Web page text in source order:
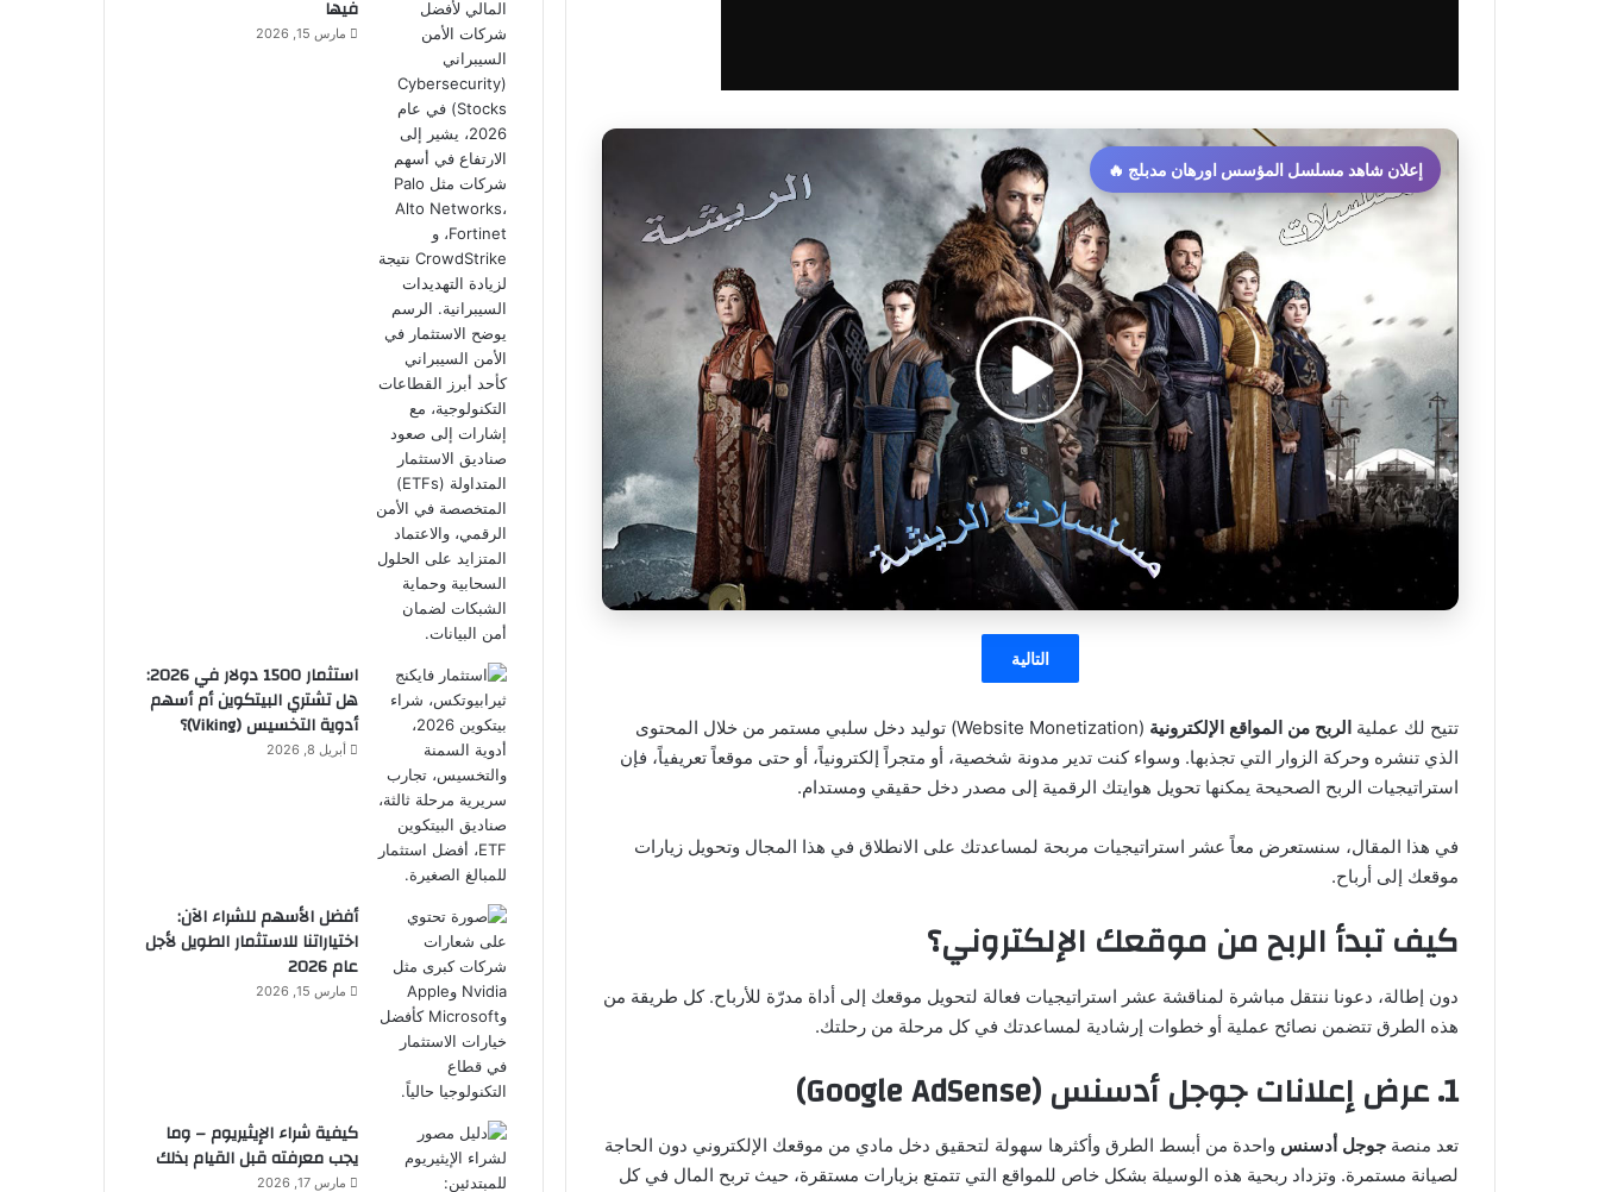
إعلان شاهد مسلسل المؤسس اورهان مدبلج 🔥
التالية
تتيح لك عملية الربح من المواقع الإلكترونية
(Website Monetization) توليد دخل سلبي مستمر من خلال المحتوى
الذي تنشره وحركة الزوار التي تجذبها. وسواء كنت تدير مدونة شخصية، أو متجراً إلكترونياً، أو حتى موقعاً تعريفياً، فإن
استراتيجيات الربح الصحيحة يمكنها تحويل هوايتك الرقمية إلى مصدر دخل حقيقي ومستدام.
في هذا المقال، سنستعرض معاً عشر استراتيجيات مربحة لمساعدتك على الانطلاق في هذا المجال وتحويل زيارات
موقعك إلى أرباح.
كيف تبدأ الربح من موقعك الإلكتروني؟
دون إطالة، دعونا ننتقل مباشرة لمناقشة عشر استراتيجيات فعالة لتحويل موقعك إلى أداة مدرّة للأرباح. كل طريقة من
هذه الطرق تتضمن نصائح عملية أو خطوات إرشادية لمساعدتك في كل مرحلة من رحلتك.
1. عرض إعلانات جوجل أدسنس (Google AdSense)
تعد منصة جوجل أدسنس واحدة من أبسط الطرق وأكثرها سهولة لتحقيق دخل مادي من موقعك الإلكتروني دون الحاجة
لصيانة مستمرة. وتزداد ربحية هذه الوسيلة بشكل خاص للمواقع التي تتمتع بزيارات مستقرة، حيث تربح المال في كل
فيها
مارس 15, 2026
استثمار 1500 دولار في 2026:
هل تشتري البيتكوين أم أسهم
أدوية التخسيس (Viking)؟
أبريل 8, 2026
أفضل الأسهم للشراء الآن:
اختياراتنا للاستثمار الطويل لأجل
عام 2026
مارس 15, 2026
كيفية شراء الإيثيريوم – وما
يجب معرفته قبل القيام بذلك
مارس 17, 2026